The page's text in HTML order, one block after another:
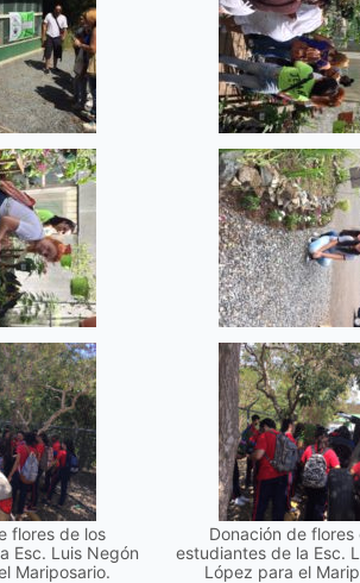
flores de los
Esc. Luis Negón
Mariposario.
Donación de flores
estudiantes de la Esc.
López para el